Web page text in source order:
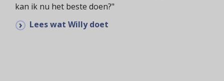
kan ik nu het beste doen?"
Lees wat Willy doet